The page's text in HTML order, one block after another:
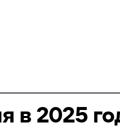
в 2025